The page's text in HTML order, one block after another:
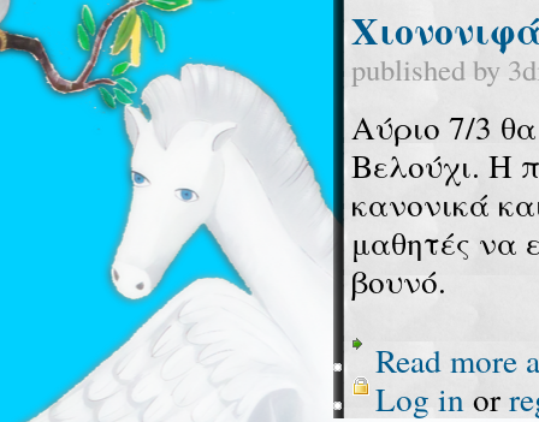
published by
Αύριο 7/3
Βελούχι. Η
κανονικά
μαθητές να
βουνό.
Read more
Log in or